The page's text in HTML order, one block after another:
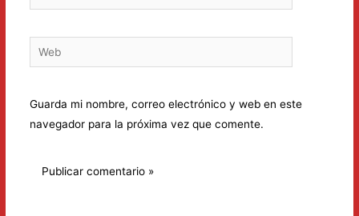
electrónico*
Web
Guarda mi nombre, correo electrónico y web en este
navegador para la próxima vez que comente.